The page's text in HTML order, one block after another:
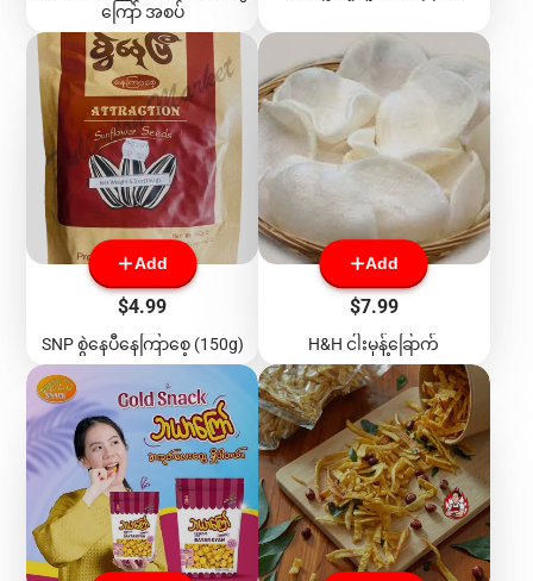
ကြော် အစပ်
Add
Price
$4.99
SNP စွဲနေပီနေကြာစေ့ (150g)
Add
Price
$7.99
H&H ငါးမုန့်ခြောက်